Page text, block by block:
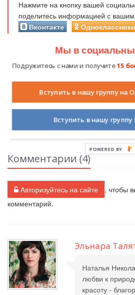
Нажмите на кнопку вашей
поделитесь информацией с
Вконтакте
Одноклассники
Похожие публикации
Комментарии (4)
Авторизуйтесь на сайте
, чтобы
комментарий.
Эльнара
Наталья
любви к
красоту -
Мы в
Подружитесь с нами и получите15
Вступить в нашу группу на
Вступить в нашу группу
POWERED BY